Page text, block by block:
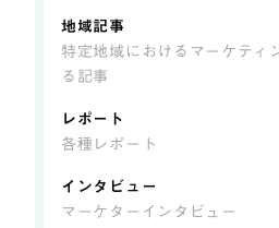
地域記事
特定地域におけるマーケティ
る記事
レポート
各種レポート
インタビュー
マーケターインタビュー